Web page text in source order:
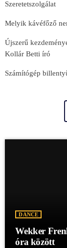
Szeretetszolgálat
Melyik kávéfőző
Újszerű
Kollár Betti író
Számítógép
DANCE
Wekker
óra között